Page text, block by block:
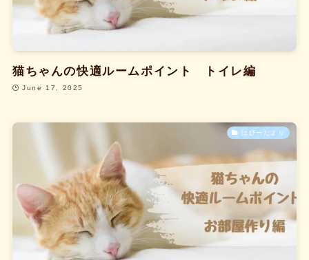
猫ちゃんの快適ルームポイント トイレ編
June 17, 2025
はぴーだより